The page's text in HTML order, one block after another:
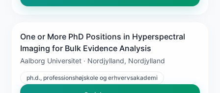
One or More PhD Positions in Hyperspectral
Imaging for Bulk Evidence Analysis
Aalborg Universitet · Nordjylland, Nordjylland
ph.d., professionshøjskole og erhvervsakademi